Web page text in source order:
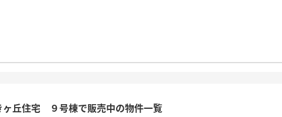
ヶ丘住宅 ９号棟で販売中の物件一覧